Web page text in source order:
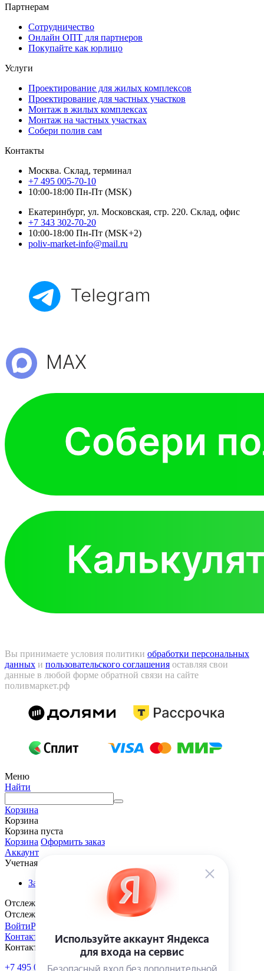
Партнерам
Сотрудничество
Онлайн ОПТ для партнеров
Покупайте как юрлицо
Услуги
Проектирование для жилых комплексов
Проектирование для частных участков
Монтаж в жилых комплексах
Монтаж на частных участках
Собери полив сам
Контакты
Москва. Склад, терминал
+7 495 005-70-10
10:00-18:00 Пн-Пт (MSK)
Екатеринбург, ул. Московская, стр. 220. Склад, офис
+7 343 302-70-20
10:00-18:00 Пн-Пт (MSK+2)
poliv-market-info@mail.ru
Вы принимаете условия политики обработки персональных
данных и пользовательского соглашения оставляя свои
данные в любой форме обратной связи на сайте
поливмаркет.рф
Меню
Найти
Корзина
Корзина
Корзина пуста
Корзина Оформить заказ
Аккаунт
Учетная запись
Заказы
Отслеживание заказа
Отслеживание заказа
ВойтиРегистрация
Контакты
Контакты
+7 495 005-70-10 +7 343 302-70-20 Пн-Пт: 9:00-18:00